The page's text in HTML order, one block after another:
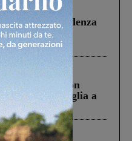
2026
oltre la scadenza
d’Italia: “Un
di Castiglion
ucciso la figlia a